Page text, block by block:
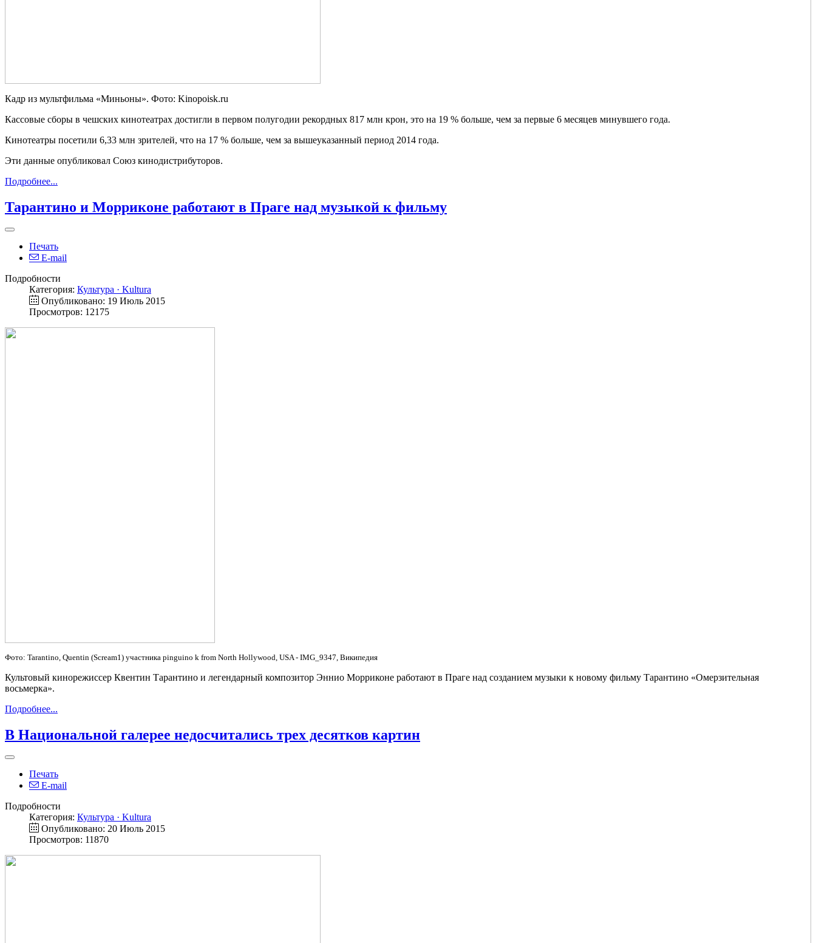
Кадр из мультфильма «Миньоны». Фото: Kinopoisk.ru
Кассовые сборы в чешских кинотеатрах достигли в первом полугодии рекордных 817 млн крон, это на 19 % больше, чем за первые 6 месяцев минувшего года.
Кинотеатры посетили 6,33 млн зрителей, что на 17 % больше, чем за вышеуказанный период 2014 года.
Эти данные опубликовал Союз кинодистрибуторов.
Подробнее...
Тарантино и Морриконе работают в Праге над музыкой к фильму
Печать
E-mail
Подробности
Категория: Культура · Kultura
Опубликовано: 19 Июль 2015
Просмотров: 12175
Фото: Tarantino, Quentin (Scream1) участника pinguino k from North Hollywood, USA - IMG_9347, Википедия
Культовый кинорежиссер Квентин Тарантино и легендарный композитор Эннио Морриконе работают в Праге над созданием музыки к новому фильму Тарантино «Омерзительная
восьмерка».
Подробнее...
В Национальной галерее недосчитались трех десятков картин
Печать
E-mail
Подробности
Категория: Культура · Kultura
Опубликовано: 20 Июль 2015
Просмотров: 11870